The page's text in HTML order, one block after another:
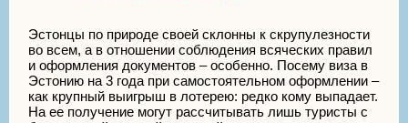
Эстонцы по природе своей склонны к скрупулезности
во всем, а в отношении соблюдения всяческих правил
и оформления документов – особенно. Посему виза в
Эстонию на 3 года при самостоятельном оформлении –
как крупный выигрыш в лотерею: редко кому выпадает.
На ее получение могут рассчитывать лишь туристы с